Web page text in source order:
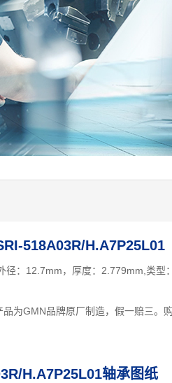
518A03R/H.A7P25L01
：12.7mm，厚度：2.779mm,类型
为GMN品牌原厂制造，假一赔三。
H.A7P25L01轴承图纸